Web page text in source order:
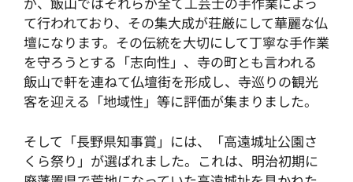
て行われており、その集大成が荘厳にして華麗な仏
壇になります。その伝統を大切にして丁寧な手作業
を守ろうとする「志向性」、寺の町とも言われる
飯山で軒を連ねて仏壇街を形成し、寺巡りの観光
客を迎える「地域性」等に評価が集まりました。
そして「長野県知事賞」には、「高遠城址公園さ
くら祭り」が選ばれました。これは、明治初期に